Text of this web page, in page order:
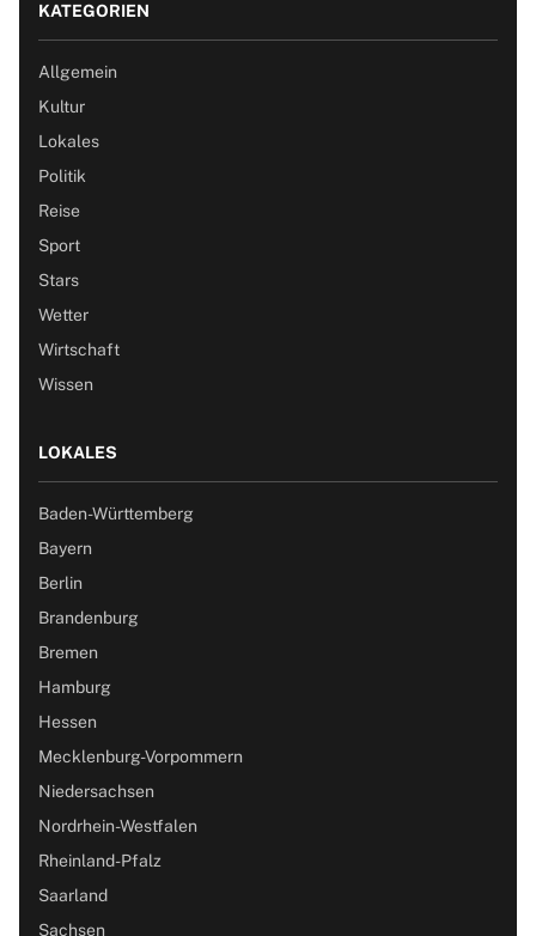
KATEGORIEN
Allgemein
Kultur
Lokales
Politik
Reise
Sport
Stars
Wetter
Wirtschaft
Wissen
LOKALES
Baden-Württemberg
Bayern
Berlin
Brandenburg
Bremen
Hamburg
Hessen
Mecklenburg-Vorpommern
Niedersachsen
Nordrhein-Westfalen
Rheinland-Pfalz
Saarland
Sachsen